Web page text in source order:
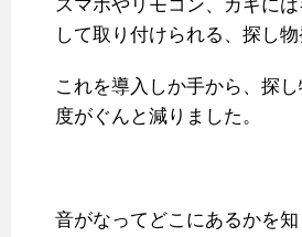
スマホやリモコン、カギに
して取り付けられる、探し物
これを導入しか手から、探
度がぐんと減りました。
音がなってどこにあるかを